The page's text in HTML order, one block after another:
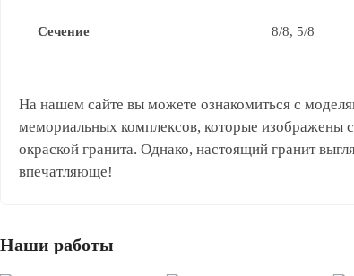
Сечение 8/8, 5/8
На нашем сайте вы можете ознакомиться с
мемориальных комплексов, которые изображены
окраской гранита. Однако, настоящий гранит
впечатляюще!
Наши работы